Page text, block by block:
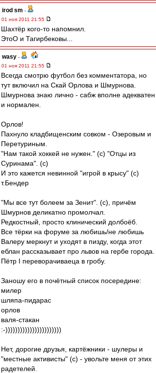
irod sm -
01 ноя 2011 21:55
Шахтёр кого-то напомнил.
ЭтоО и Тагирбековы...
wasy -
01 ноя 2011 21:55
Всегда смотрю футбол без комментатора, но
тут включил на Скай Орлова и Шмурнова.
Шмурнова знаю лично - сабж вполне адекватен
и нормален.
Орлов!
Пахнуло кладбищенским совком - Озеровым и
Перетуриным.
"Нам такой хоккей не нужен." (с) "Отцы из
Суринама". (с)
И это кажется невинной "игрой в крысу" (с)
т.Бендер
"Мы все тут болеем за Зенит". (с), причём
Шмурнов деликатно промолчал.
Редкостный, просто клинический долбоёб.
Все тёрки на форуме за любишь/не любишь
Валеру меркнут и уходят в пизду, когда этот
еблан рассказывает про львов на гербе города.
Пётр I переворачиваеца в гробу.
Заношу его в почётный список посередине:
милер
шляпа-пидарас
орлов
валя-стакан
:-)))))))))))))))))))))))
Нет, дорогие друзья, картёжники - шулеры и
"местные активисты" (с) - увольте меня от этих
радетелей.